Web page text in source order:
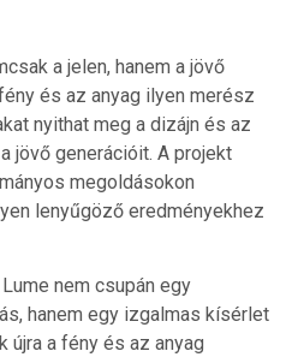
a jelen, hanem a jövő
és az anyag ilyen merész
nyithat meg a dizájn és az
jövő generációit. A projekt
megoldásokon
lenyűgöző eredményekhez
nem csupán egy
hanem egy izgalmas kísérlet
újra a fény és az anyag